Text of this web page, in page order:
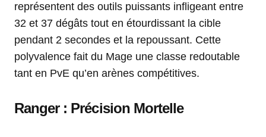
représentent des outils puissants infligeant entre
32 et 37 dégâts tout en étourdissant la cible
pendant 2 secondes et la repoussant. Cette
polyvalence fait du Mage une classe redoutable
tant en PvE qu’en arènes compétitives.
Ranger : Précision Mortelle